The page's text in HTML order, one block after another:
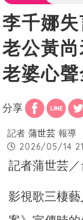
李千娜失
老公黃
老婆心聲
分享
記者 蒲世芸 報導
2026/05/14
記者蒲世芸
影視歌三棲